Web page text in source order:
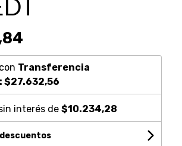
con Transferencia
$27.632,56
interés de $10.234,28